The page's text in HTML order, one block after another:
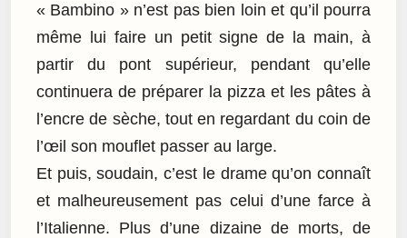
« Bambino » n’est pas bien loin et qu’il pourra
même lui faire un petit signe de la main, à
partir du pont supérieur, pendant qu’elle
continuera de préparer la pizza et les pâtes à
l’encre de sèche, tout en regardant du coin de
l’œil son mouflet passer au large.
Et puis, soudain, c’est le drame qu’on connaît
et malheureusement pas celui d’une farce à
l’Italienne. Plus d’une dizaine de morts, de